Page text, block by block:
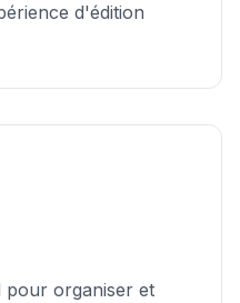
d'édition
pour organiser et